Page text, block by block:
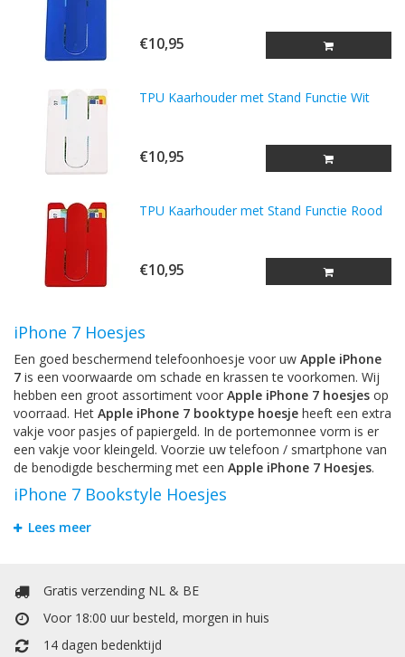
€10,95
TPU Kaarhouder met Stand Functie Wit
€10,95
TPU Kaarhouder met Stand Functie Rood
€10,95
iPhone 7 Hoesjes
Een goed beschermend telefoonhoesje voor uw Apple iPhone
7 is een voorwaarde om schade en krassen te voorkomen. Wij
hebben een groot assortiment voor Apple iPhone 7 hoesjes op
voorraad. Het Apple iPhone 7 booktype hoesje heeft een extra
vakje voor pasjes of papiergeld. In de portemonnee vorm is er
een vakje voor kleingeld. Voorzie uw telefoon / smartphone van
de benodigde bescherming met een Apple iPhone 7 Hoesjes.
iPhone 7 Bookstyle Hoesjes
Om krassen en schade te voorkomen is het handigst om uw
pasjes of papiergeld. Het booktype wallet case hoesje heeft een
extra vakje voor pasjes of papiergeld. In de portemonnee / boek
vorm is er een vakje voor kleingeld.
Lees meer
Gratis verzending NL & BE
Voor 18:00 uur besteld, morgen in huis
14 dagen bedenktijd